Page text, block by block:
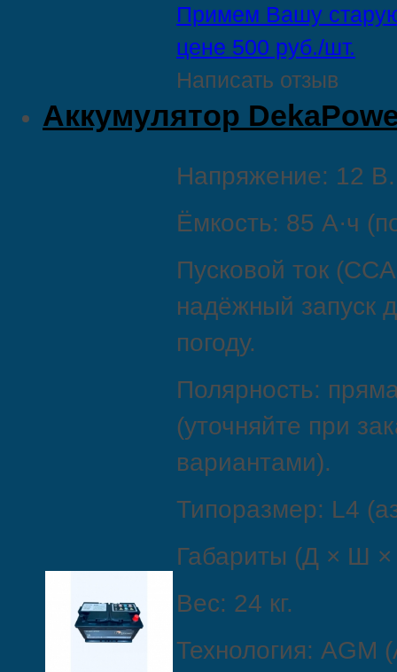
Примем Вашу
цене 500 руб./шт.
Написать отзыв
Aккумулятор
Напряжение: 12 В.
Ёмкость: 85 А·ч
Пусковой ток
надёжный запуск
погоду.
Полярность:
(уточняйте при
вариантами).
Типоразмер: L4
Габариты (Д × Ш
Вес: 24 кг.
Технология: